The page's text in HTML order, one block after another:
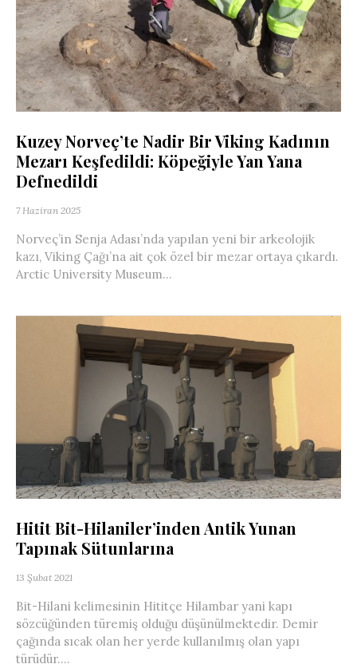
Kuzey Norveç’te Nadir Bir Viking Kadının
Mezarı Keşfedildi: Köpeğiyle Yan Yana
Defnedildi
7 Haziran 2025
Norveç’in Senja Adası’nda yapılan yeni bir arkeolojik
kazı, Viking Çağı’na ait çok özel bir mezar ortaya çıkardı.
Arctic University Museum...
Hitit Bit-Hilaniler’inden Antik Yunan
Tapınak Sütunlarına
13 Şubat 2021
Bit-Hilani kelimesinin Hititçe Hilambar yani kapı
sözcüğünden türemiş olduğu düşünülmektedir. Demir
çağında sıcak olan her yerde kullanılmış olan yapı
türüdür....